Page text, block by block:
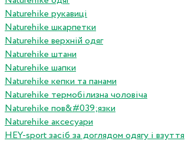
Naturehike рукавиці
Naturehike шкарпетки
Naturehike верхній одяг
Naturehike штани
Naturehike шапки
Naturehike кепки та панами
Naturehike термобілизна чоловіча
Naturehike пов&#039;язки
Naturehike аксесуари
HEY-sport засіб за доглядом одягу і взуття